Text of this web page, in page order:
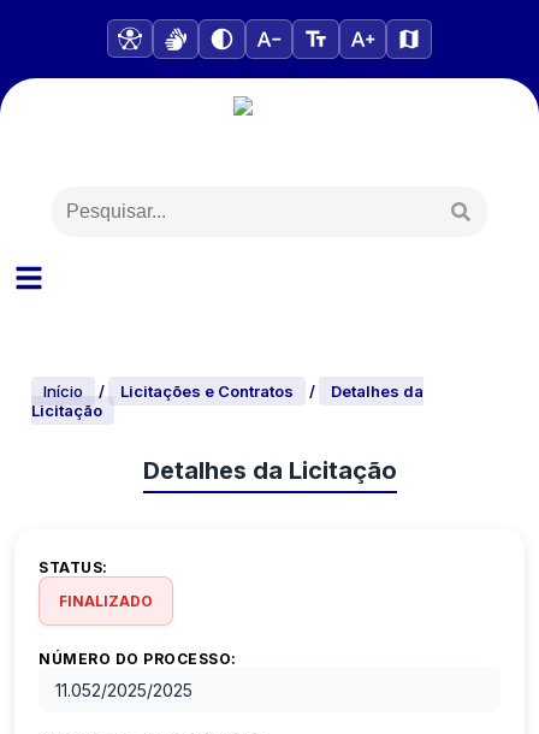
Início / Licitações e Contratos /
Detalhes da
Licitação
Detalhes da Licitação
STATUS:
FINALIZADO
NÚMERO DO PROCESSO:
11.052/2025/2025